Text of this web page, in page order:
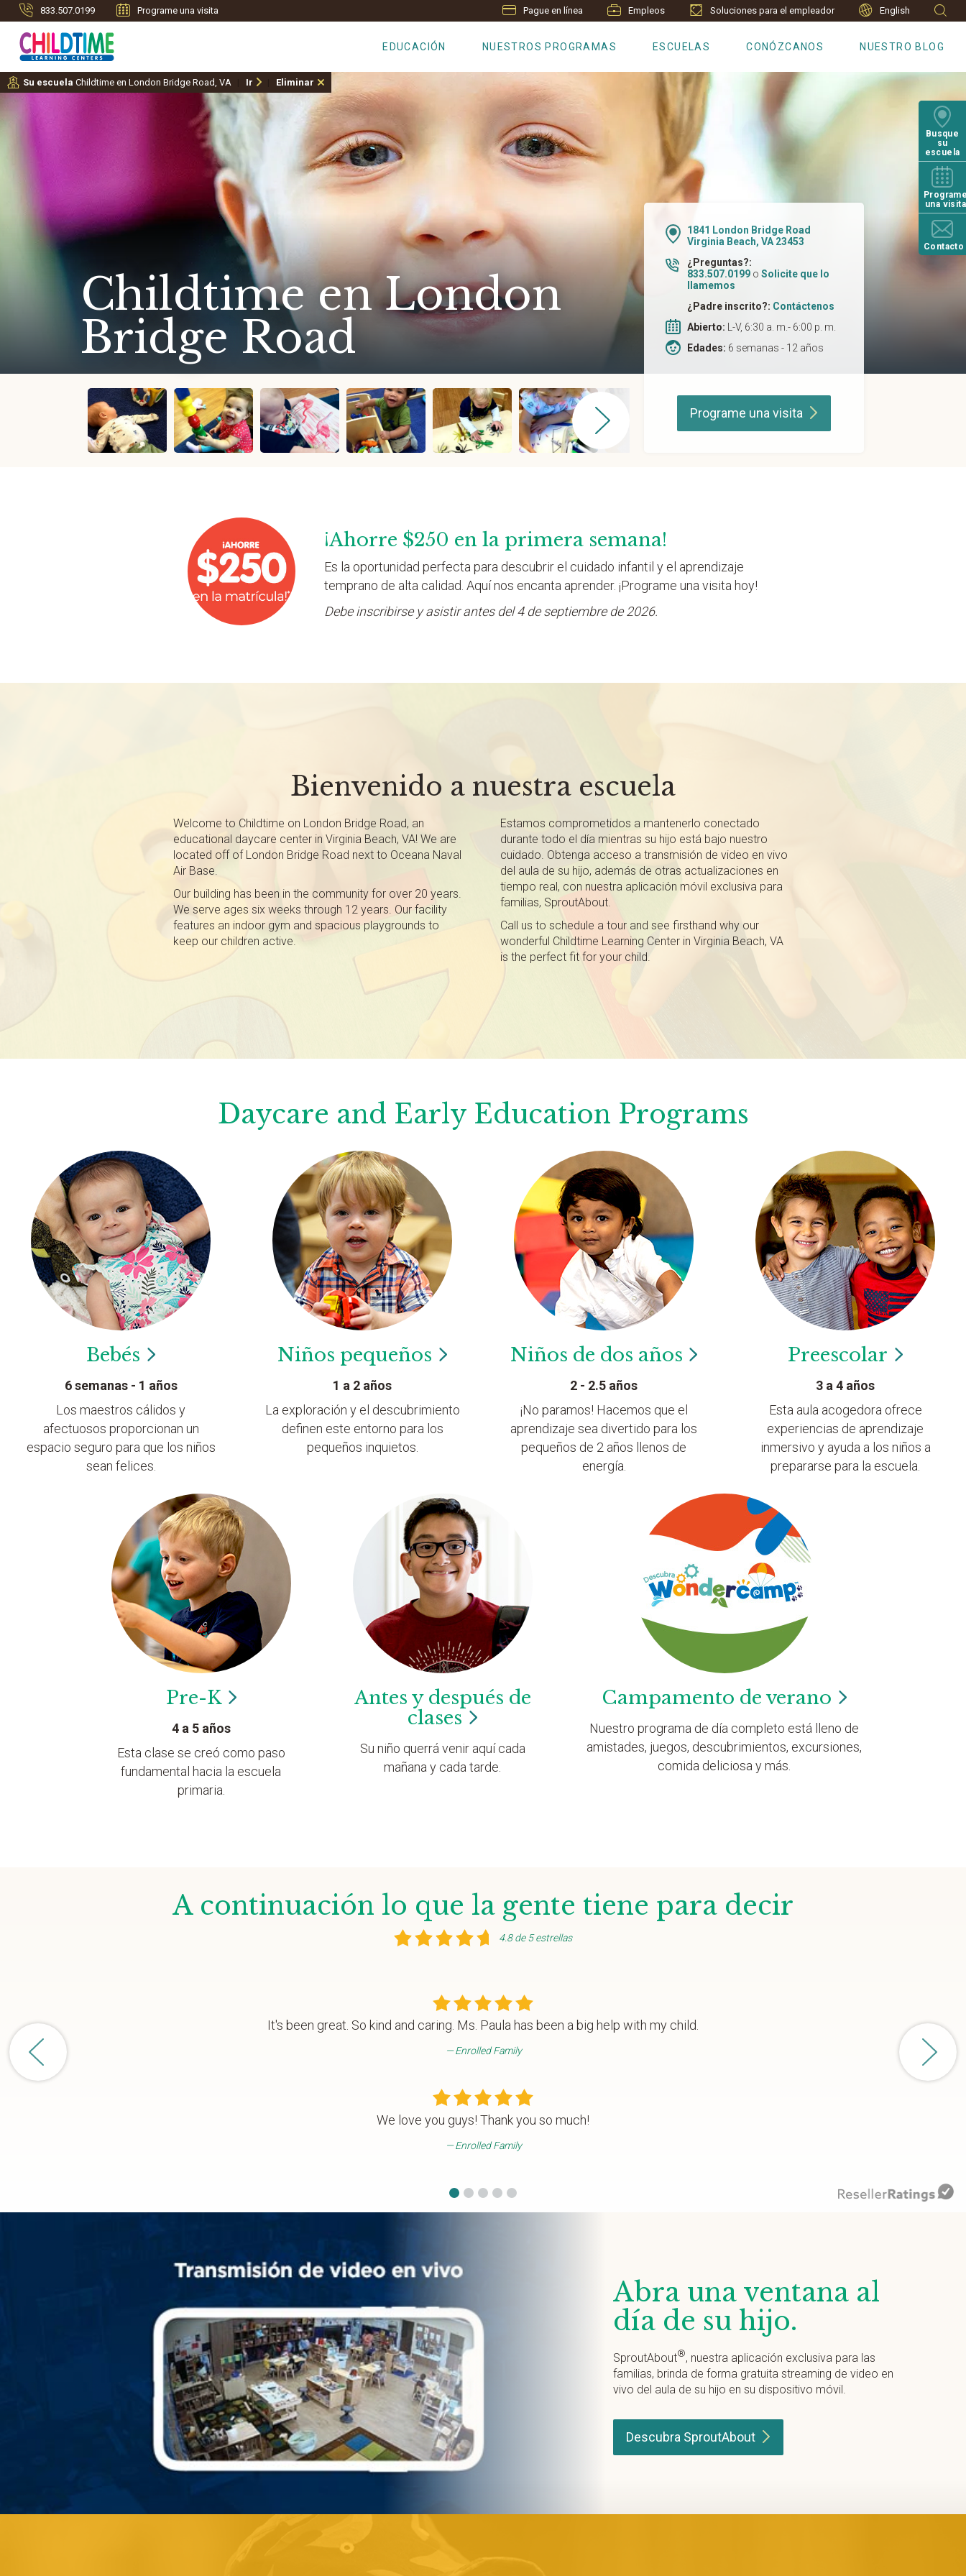
833.507.0199 Programe una visita Pague en línea Empleos Soluciones para el empleador English
EDUCACIÓN NUESTROS PROGRAMAS ESCUELAS CONÓZCANOS NUESTRO BLOG
Busque
su
escuela
una visita
Contacto
Su escuela Childtime en London Bridge Road, VA Ir Eliminar
Childtime en London
Bridge Road
1841 London Bridge Road
Virginia Beach, VA 23453
¿Preguntas?:
833.507.0199 o Solicite que lo
llamemos
¿Padre inscrito?: Contáctenos
Abierto: L-V, 6:30 a. m.- 6:00 p. m.
Edades: 6 semanas - 12 años
Programe una visita
¡Ahorre $250 en la primera semana!
Es la oportunidad perfecta para descubrir el cuidado infantil y el aprendizaje
temprano de alta calidad. Aquí nos encanta aprender. ¡Programe una visita hoy!
Debe inscribirse y asistir antes del 4 de septiembre de 2026.
Bienvenido a nuestra escuela
Welcome to Childtime on London Bridge Road, an
educational daycare center in Virginia Beach, VA! We are
located off of London Bridge Road next to Oceana Naval
Air Base.
Our building has been in the community for over 20 years.
We serve ages six weeks through 12 years. Our facility
features an indoor gym and spacious playgrounds to
keep our children active.
Estamos comprometidos a mantenerlo conectado
durante todo el día mientras su hijo está bajo nuestro
cuidado. Obtenga acceso a transmisión de video en vivo
del aula de su hijo, además de otras actualizaciones en
tiempo real, con nuestra aplicación móvil exclusiva para
familias, SproutAbout.
Call us to schedule a tour and see firsthand why our
wonderful Childtime Learning Center in Virginia Beach, VA
is the perfect fit for your child.
Daycare and Early Education Programs
Bebés
6 semanas - 1 años
Los maestros cálidos y
afectuosos proporcionan un
espacio seguro para que los niños
sean felices.
Niños pequeños
1 a 2 años
La exploración y el descubrimiento
definen este entorno para los
pequeños inquietos.
Niños de dos años
2 - 2.5 años
¡No paramos! Hacemos que el
aprendizaje sea divertido para los
pequeños de 2 años llenos de
energía.
Preescolar
3 a 4 años
Esta aula acogedora ofrece
experiencias de aprendizaje
inmersivo y ayuda a los niños a
prepararse para la escuela.
Pre-K
4 a 5 años
Esta clase se creó como paso
fundamental hacia la escuela
primaria.
Antes y después de
clases
Su niño querrá venir aquí cada
mañana y cada tarde.
Campamento deverano
Nuestro programa de día completo está lleno de
amistades, juegos, descubrimientos, excursiones,
comida deliciosa y más.
A continuación lo que la gente tiene para decir
4.8 de 5 estrellas
It's been great. So kind and caring. Ms. Paula has been a big help with my child.
Enrolled Family
We love you guys! Thank you so much!
Enrolled Family
Abra una ventana al
día de su hijo.
SproutAbout®, nuestra aplicación exclusiva para las
familias, brinda de forma gratuita streaming de video en
vivo del aula de su hijo en su dispositivo móvil.
Descubra SproutAbout